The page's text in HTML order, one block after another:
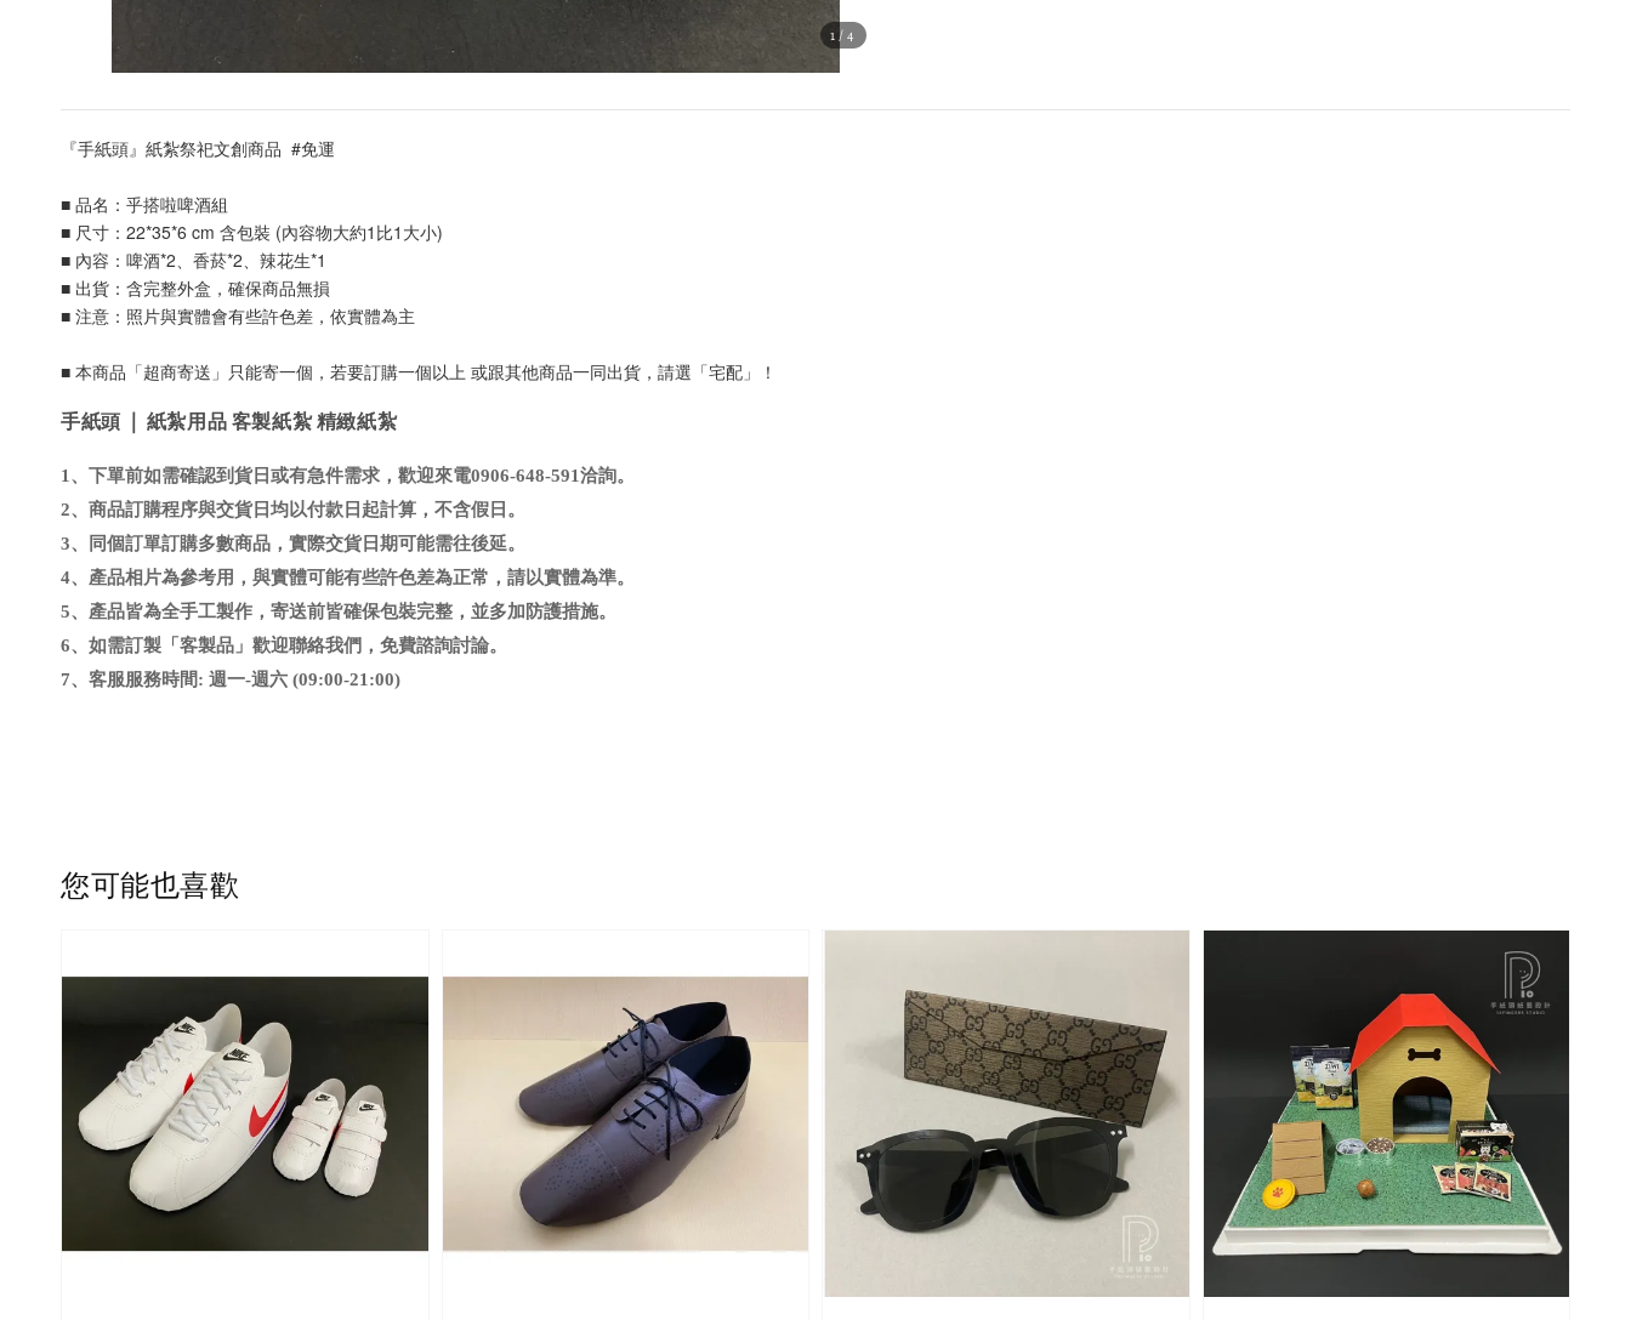
1/4
『手紙頭』紙紮祭祀文創商品  #免運
■ 品名： 乎搭啦啤酒組
■ 尺寸：22*35*6 cm 含包裝 (內容物大約1比1大小)
■ 內容：啤酒*2、香菸*2、辣花生*1
■ 出貨：含完整外盒，確保商品無損
■ 注意：照片與實體會有些許色差，依實體為主
■ 本商品「超商寄送」只能寄一個，若要訂購一個以上 或跟其他商品一同出貨，請選「宅配」！
手紙頭 | 紙紮用品 客製紙紮 精緻紙紮
1、下單前如需確認到貨日或有急件需求，歡迎來電0906-648-591洽詢。
2、商品訂購程序與交貨日均以付款日起計算，不含假日 。
3、同個訂單訂購多數商品，實際交貨日期可能需往後延。
4、 產品相片為參考用，與實體可能有些許色差為正常，請以實體為準。
5、 產品皆為全手工製作，寄送前皆確保包裝完整，並多加防護措施。
6、 如需訂製「客製品」歡迎聯絡我們，免費諮詢討論。
7、客服服務時間: 週一-週六 (09:00-21:00)
您可能也喜歡